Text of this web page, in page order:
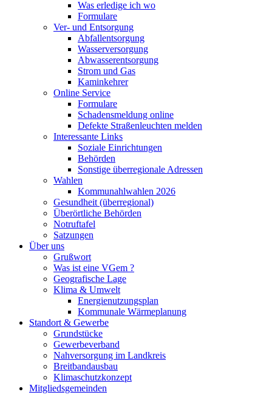
Was erledige ich wo
Formulare
Ver- und Entsorgung
Abfallentsorgung
Wasserversorgung
Abwasserentsorgung
Strom und Gas
Kaminkehrer
Online Service
Formulare
Schadensmeldung online
Defekte Straßenleuchten melden
Interessante Links
Soziale Einrichtungen
Behörden
Sonstige überregionale Adressen
Wahlen
Kommunahlwahlen 2026
Gesundheit (überregional)
Überörtliche Behörden
Notruftafel
Satzungen
Über uns
Grußwort
Was ist eine VGem ?
Geografische Lage
Klima & Umwelt
Energienutzungsplan
Kommunale Wärmeplanung
Standort & Gewerbe
Grundstücke
Gewerbeverband
Nahversorgung im Landkreis
Breitbandausbau
Klimaschutzkonzept
Mitgliedsgemeinden